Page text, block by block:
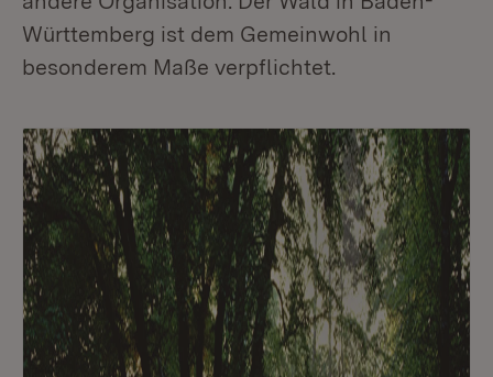
Württemberg ist dem Gemeinwohl in
besonderem Maße verpflichtet.